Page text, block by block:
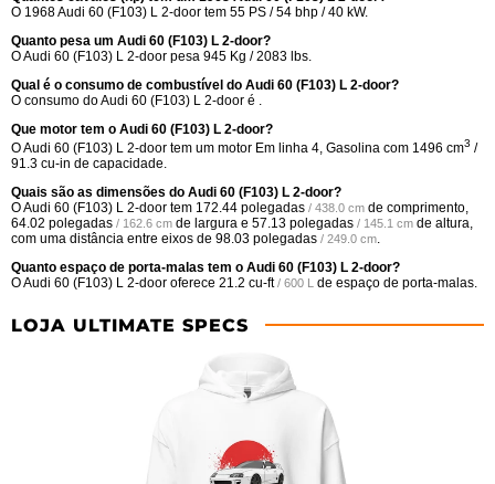
O 1968 Audi 60 (F103) L 2-door tem 55 PS / 54 bhp / 40 kW.
Quanto pesa um Audi 60 (F103) L 2-door?
O Audi 60 (F103) L 2-door pesa 945 Kg / 2083 lbs.
Qual é o consumo de combustível do Audi 60 (F103) L 2-door?
O consumo do Audi 60 (F103) L 2-door é .
Que motor tem o Audi 60 (F103) L 2-door?
O Audi 60 (F103) L 2-door tem um motor Em linha 4, Gasolina com 1496 cm3 /
91.3 cu-in de capacidade.
Quais são as dimensões do Audi 60 (F103) L 2-door?
O Audi 60 (F103) L 2-door tem 172.44 polegadas / 438.0 cm de comprimento,
64.02 polegadas / 162.6 cm de largura e 57.13 polegadas / 145.1 cm de altura,
com uma distância entre eixos de 98.03 polegadas / 249.0 cm
Quanto espaço de porta-malas tem o Audi 60 (F103) L 2-door?
O Audi 60 (F103) L 2-door oferece 21.2 cu-ft / 600 L de espaço de porta-malas.
LOJA ULTIMATE SPECS